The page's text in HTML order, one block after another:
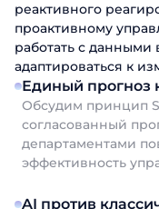
реактивного
проактивному
работать с
адаптироваться к
Единый прогноз
Обсудим принцип
согласованный
департаментами
эффективность
AI против